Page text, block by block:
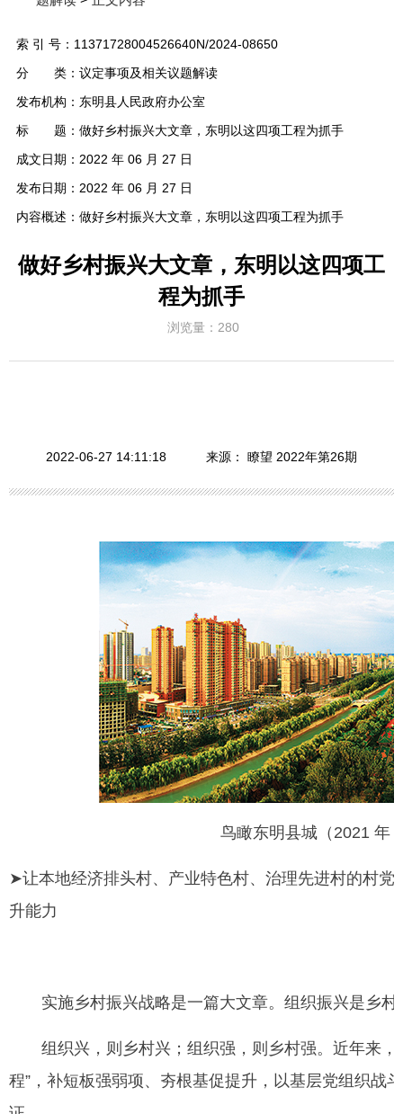
索 引 号： 11371728004526640N/2024-08650
分 类： 议定事项及相关议题解读
发布机构： 东明县人民政府办公室
标 题： 做好乡村振兴大文章，东明以这四项工程为抓手
成文日期： 2022 年 06 月 27 日
发布日期： 2022 年 06 月 27 日
内容概述： 做好乡村振兴大文章，东明以这四项工程为抓手
做好乡村振兴大文章，东明以这四项工
程为抓手
浏览量： 280
2022-06-27 14:11:18 来源： 瞭望 2022年第26期
鸟瞰东明县城（2021 年
➤让本地经济排头村、产业特色村、治理先进村的村
升能力
实施乡村振兴战略是一篇大文章。组织振兴是乡村
组织兴，则乡村兴；组织强，则乡村强。近年来，
程”，补短板强弱项、夯根基促提升，以基层党组织战